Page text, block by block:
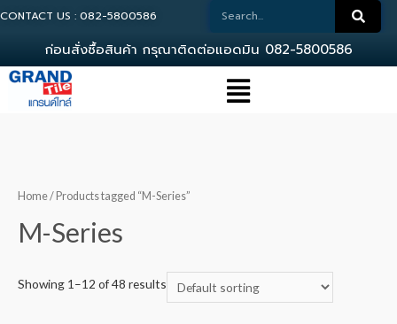
CONTACT US : 082-5800586
กอนสงซอสนคา กรณาตดตอแอดมน 082-5800586
Home/ Products tagged “M-Series”
M-Series
Showing 1–12 of 48 results